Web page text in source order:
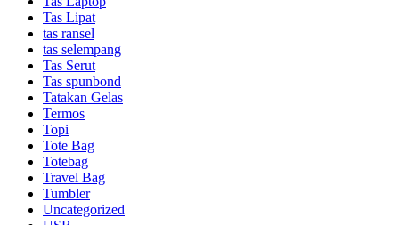
Tas Lipat
tas ransel
tas selempang
Tas Serut
Tas spunbond
Tatakan Gelas
Termos
Topi
Tote Bag
Totebag
Travel Bag
Tumbler
Uncategorized